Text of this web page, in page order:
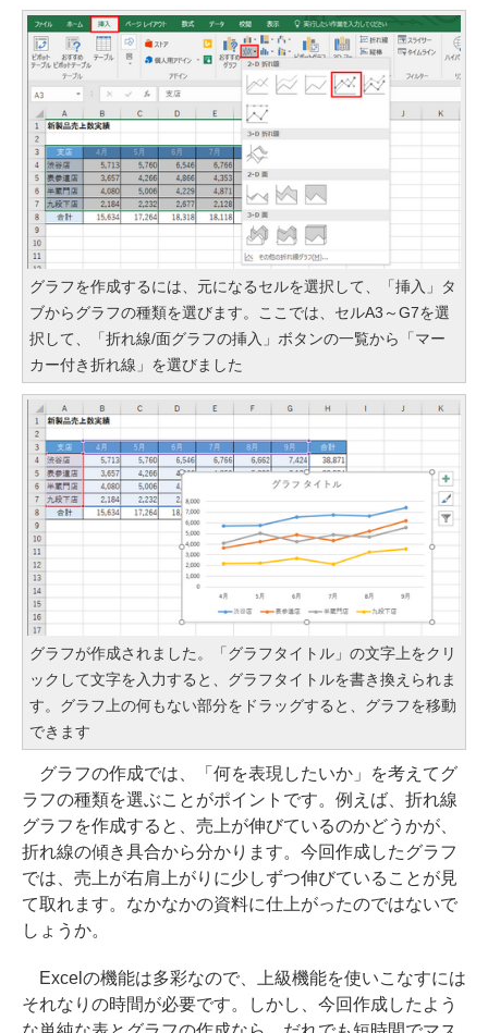
グラフを作成するには、元になるセルを選択して、「挿入」タ
ブからグラフの種類を選びます。ここでは、セルA3～G7を選
択して、「折れ線/面グラフの挿入」ボタンの一覧から「マー
カー付き折れ線」を選びました
グラフが作成されました。「グラフタイトル」の文字上をクリ
ックして文字を入力すると、グラフタイトルを書き換えられま
す。グラフ上の何もない部分をドラッグすると、グラフを移動
できます
グラフの作成では、「何を表現したいか」を考えてグ
ラフの種類を選ぶことがポイントです。例えば、折れ線
グラフを作成すると、売上が伸びているのかどうかが、
折れ線の傾き具合から分かります。今回作成したグラフ
では、売上が右肩上がりに少しずつ伸びていることが見
て取れます。なかなかの資料に仕上がったのではないで
しょうか。
Excelの機能は多彩なので、上級機能を使いこなすには
それなりの時間が必要です。しかし、今回作成したよう